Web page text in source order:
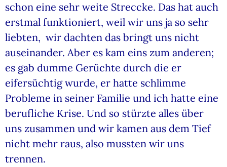
schon eine sehr weite Streccke. Das hat auch
erstmal funktioniert, weil wir uns ja so sehr
liebten, wir dachten das bringt uns nicht
auseinander. Aber es kam eins zum anderen;
es gab dumme Gerüchte durch die er
eifersüchtig wurde, er hatte schlimme
Probleme in seiner Familie und ich hatte eine
berufliche Krise. Und so stürzte alles über
uns zusammen und wir kamen aus dem Tief
nicht mehr raus, also mussten wir uns
trennen.